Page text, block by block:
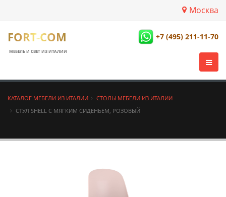
Москва
FORT-COM
МЕБЕЛЬ И СВЕТ ИЗ ИТАЛИИ
+7 (495) 211-11-70
КАТАЛОГ МЕБЕЛИ ИЗ ИТАЛИИ
СТОЛЫ МЕБЕЛИ ИЗ ИТАЛИИ
СТУЛ SHELL С МЯГКИМ СИДЕНЬЕМ, РОЗОВЫЙ